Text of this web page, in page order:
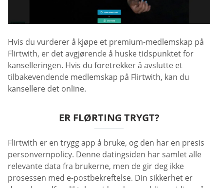
Hvis du vurderer å kjøpe et premium-medlemskap på
Flirtwith, er det avgjørende å huske tidspunktet for
kanselleringen. Hvis du foretrekker å avslutte et
tilbakevendende medlemskap på Flirtwith, kan du
kansellere det online.
ER FLØRTING TRYGT?
Flirtwith er en trygg app å bruke, og den har en presis
personvernpolicy. Denne datingsiden har samlet alle
relevante data fra brukerne, men de gir deg ikke
prosessen med e-postbekreftelse. Din sikkerhet er